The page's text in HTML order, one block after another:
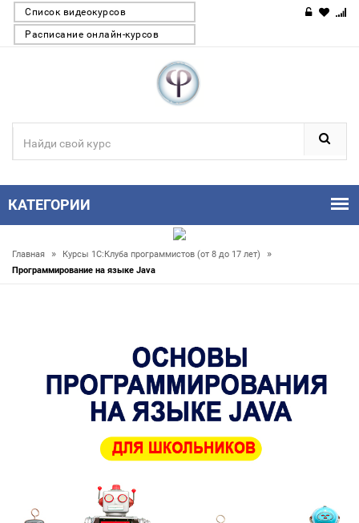
Список видеокурсов
Расписание онлайн-курсов
КАТЕГОРИИ
Главная » Курсы 1С:Клуба программистов (от 8 до 17 лет) »
Программирование на языке Java